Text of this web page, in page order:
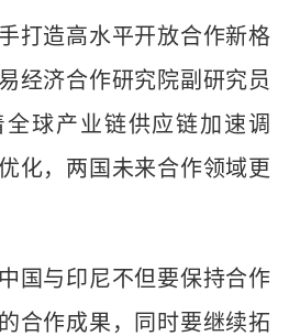
造高水平开放合作新格
经济合作研究院副研究员
球产业链供应链加速调
化，两国未来合作领域更
与印尼不但要保持合作
合作成果，同时要继续拓